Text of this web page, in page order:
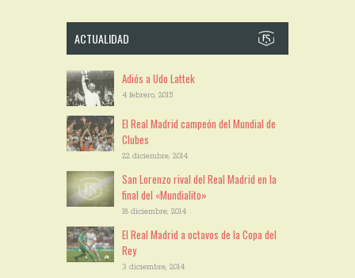
ACTUALIDAD
Adiós a Udo Lattek
4 febrero, 2015
El Real Madrid campeón del Mundial de
Clubes
22 diciembre, 2014
San Lorenzo rival del Real Madrid en la
final del «Mundialito»
18 diciembre, 2014
El Real Madrid a octavos de la Copa del
Rey
3 diciembre, 2014